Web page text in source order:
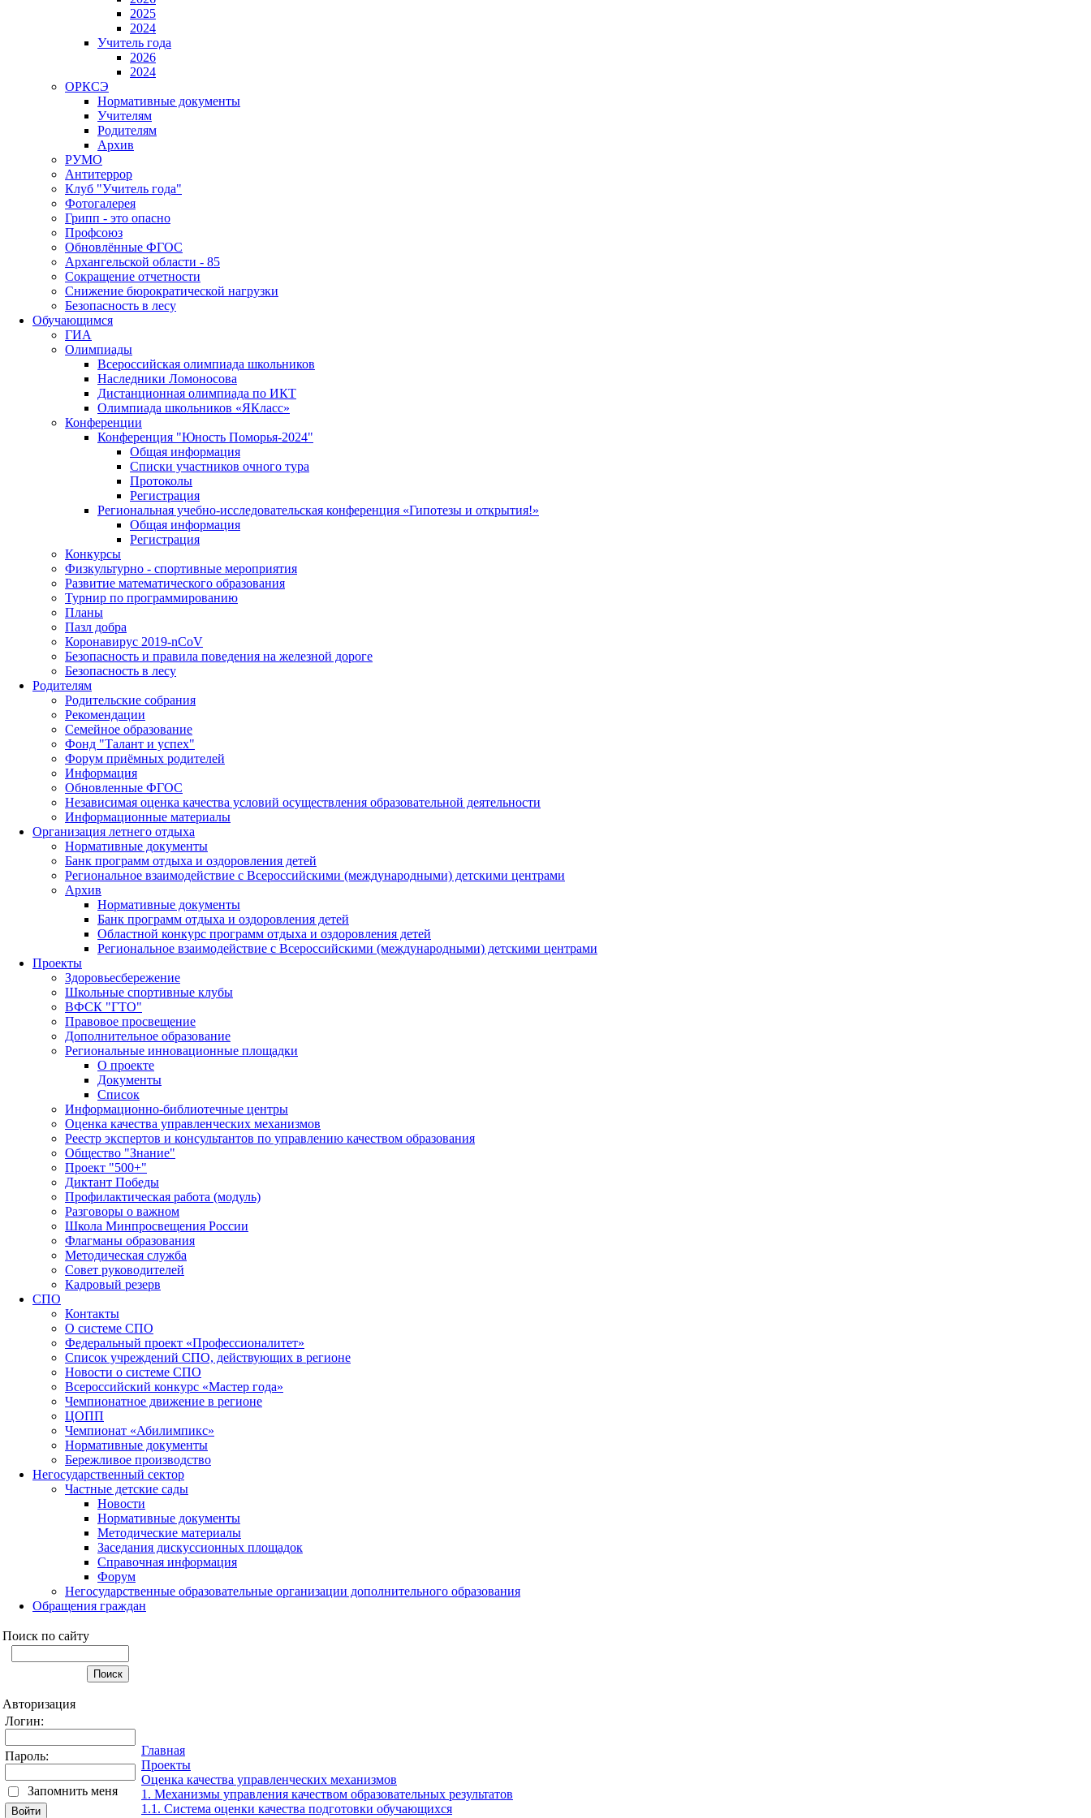
2025
2024
Учитель года
2026
2024
ОРКСЭ
Нормативные документы
Учителям
Родителям
Архив
РУМО
Антитеррор
Клуб "Учитель года"
Фотогалерея
Грипп - это опасно
Профсоюз
Обновлённые ФГОС
Архангельской области - 85
Сокращение отчетности
Снижение бюрократической нагрузки
Безопасность в лесу
Обучающимся
ГИА
Олимпиады
Всероссийская олимпиада школьников
Наследники Ломоносова
Дистанционная олимпиада по ИКТ
Олимпиада школьников «ЯКласс»
Конференции
Конференция "Юность Поморья-2024"
Общая информация
Списки участников очного тура
Протоколы
Регистрация
Региональная учебно-исследовательская конференция «Гипотезы и открытия!»
Общая информация
Регистрация
Конкурсы
Физкультурно - спортивные мероприятия
Развитие математического образования
Турнир по программированию
Планы
Пазл добра
Коронавирус 2019-nCoV
Безопасность и правила поведения на железной дороге
Безопасность в лесу
Родителям
Родительские собрания
Рекомендации
Семейное образование
Фонд "Талант и успех"
Форум приёмных родителей
Информация
Обновленные ФГОС
Независимая оценка качества условий осуществления образовательной деятельности
Информационные материалы
Организация летнего отдыха
Нормативные документы
Банк программ отдыха и оздоровления детей
Региональное взаимодействие с Всероссийскими (международными) детскими центрами
Архив
Нормативные документы
Банк программ отдыха и оздоровления детей
Областной конкурс программ отдыха и оздоровления детей
Региональное взаимодействие с Всероссийскими (международными) детскими центрами
Проекты
Здоровьесбережение
Школьные спортивные клубы
ВФСК "ГТО"
Правовое просвещение
Дополнительное образование
Региональные инновационные площадки
О проекте
Документы
Список
Информационно-библиотечные центры
Оценка качества управленческих механизмов
Реестр экспертов и консультантов по управлению качеством образования
Общество "Знание"
Проект "500+"
Диктант Победы
Профилактическая работа (модуль)
Разговоры о важном
Школа Минпросвещения России
Флагманы образования
Методическая служба
Совет руководителей
Кадровый резерв
СПО
Контакты
О системе СПО
Федеральный проект «Профессионалитет»
Список учреждений СПО, действующих в регионе
Новости о системе СПО
Всероссийский конкурс «Мастер года»
Чемпионатное движение в регионе
ЦОПП
Чемпионат «Абилимпикс»
Нормативные документы
Бережливое производство
Негосударственный сектор
Частные детские сады
Новости
Нормативные документы
Методические материалы
Заседания дискуссионных площадок
Справочная информация
Форум
Негосударственные образовательные организации дополнительного образования
Обращения граждан
Поиск по сайту
Авторизация
Логин:
Пароль:
Запомнить меня
Главная
Проекты
Оценка качества управленческих механизмов
1. Механизмы управления качеством образовательных результатов
1.1. Система оценки качества подготовки обучающихся